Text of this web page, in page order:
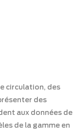
circulation, des
des
aux données de
de la gamme en